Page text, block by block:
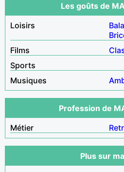
Les goûts de
Loisirs
Films
Sports
Musiques
Profession de
Métier
Plus sur